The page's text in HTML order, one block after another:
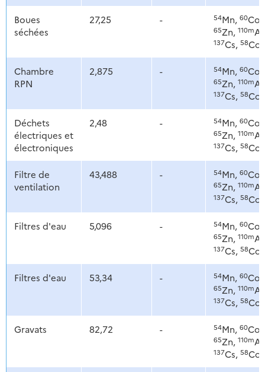
Boues
séchées
27,25 - 54Mn, 60Co,
65Zn, 110m
137Cs, 58Co
Chambre
RPN
2,875 - 54Mn, 60Co,
65Zn, 110m
137Cs, 58Co
Déchets
électriques et
électroniques
2,48 - 54Mn, 60Co,
65Zn, 110m
137Cs, 58Co
Filtre de
ventilation
43,488 - 54Mn, 60Co,
65Zn, 110m
137Cs, 58Co
Filtres d'eau 5,096 - 54Mn, 60Co,
65Zn, 110m
137Cs, 58Co
Filtres d'eau 53,34 - 54Mn, 60Co,
65Zn, 110m
137Cs, 58Co
Gravats 82,72 - 54Mn, 60Co,
65Zn, 110m
137Cs, 58Co